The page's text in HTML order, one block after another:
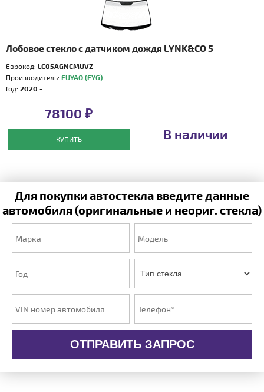
Лобовое стекло с датчиком дождя LYNK&CO 5
Еврокод: LC05AGNCMUVZ
Производитель: FUYAO (FYG)
Год: 2020 -
78100 ₽
КУПИТЬ В наличии
Для покупки автостекла введите данные
автомобиля (оригинальные и неориг. стекла)
ОТПРАВИТЬ ЗАПРОС